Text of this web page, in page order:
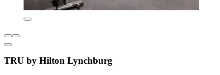
TRU by Hilton Lynchburg